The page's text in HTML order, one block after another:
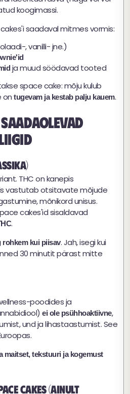
koogimassi.
saadaval mitmes vormis:
, vanilli- jne.)
ja muud söödavad tooted
space cake: mõju kulub
on tugevam ja kestab palju kauem.
THC on kanepis
vastutab otsitavate mõjude
mõnikord unisus.
cakes'id sisaldavad
.
rohkem kui piisav. Jah, isegi kui
30 minutit pärast mitte
poodides ja
ei ole psühhoaktiivne,
und ja lihastaastumist. See
maitset, tekstuuri ja kogemust
cakes (ainult